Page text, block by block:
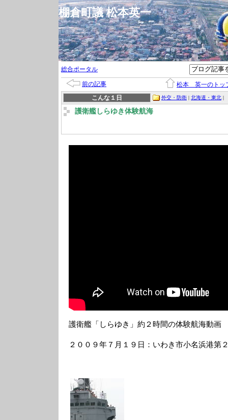
棚倉町議 松本英一
総合ポータル
前の記事
松本 英一のトッ
こんな１日
外交・防衛 | 北海道・東北 |
護衛艦しらゆき体験航海
護衛艦「しらゆき」約２時間の体験航海動画
２００９年７月１９日：いわき市小名浜港第